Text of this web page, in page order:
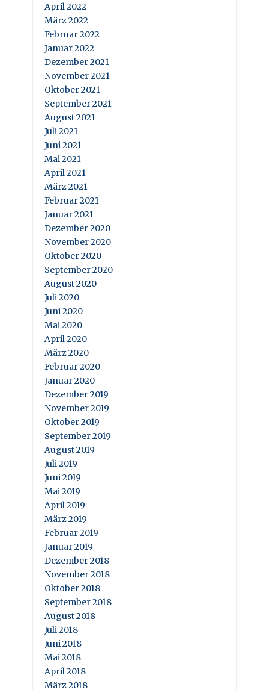
April 2022
März 2022
Februar 2022
Januar 2022
Dezember 2021
November 2021
Oktober 2021
September 2021
August 2021
Juli 2021
Juni 2021
Mai 2021
April 2021
März 2021
Februar 2021
Januar 2021
Dezember 2020
November 2020
Oktober 2020
September 2020
August 2020
Juli 2020
Juni 2020
Mai 2020
April 2020
März 2020
Februar 2020
Januar 2020
Dezember 2019
November 2019
Oktober 2019
September 2019
August 2019
Juli 2019
Juni 2019
Mai 2019
April 2019
März 2019
Februar 2019
Januar 2019
Dezember 2018
November 2018
Oktober 2018
September 2018
August 2018
Juli 2018
Juni 2018
Mai 2018
April 2018
März 2018